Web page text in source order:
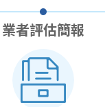
業者評估簡報